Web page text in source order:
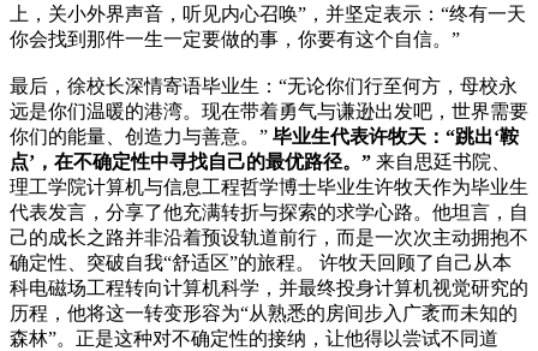
上，关小外界声音，听见内心召唤”，并坚定表示：“终有一天
你会找到那件一生一定要做的事，你要有这个自信。”
最后，徐校长深情寄语毕业生：“无论你们行至何方，母校永
远是你们温暖的港湾。现在带着勇气与谦逊出发吧，世界需要
你们的能量、创造力与善意。” 毕业生代表许牧天：“跳出‘鞍
点’，在不确定性中寻找自己的最优路径。” 来自思廷书院、
理工学院计算机与信息工程哲学博士毕业生许牧天作为毕业生
代表发言，分享了他充满转折与探索的求学心路。他坦言，自
己的成长之路并非沿着预设轨道前行，而是一次次主动拥抱不
确定性、突破自我“舒适区”的旅程。
许牧天回顾了自己从本
科电磁场工程转向计算机科学，并最终投身计算机视觉研究的
历程，他将这一转变形容为“从熟悉的房间步入广袤而未知的
森林”。正是这种对不确定性的接纳，让他得以尝试不同道